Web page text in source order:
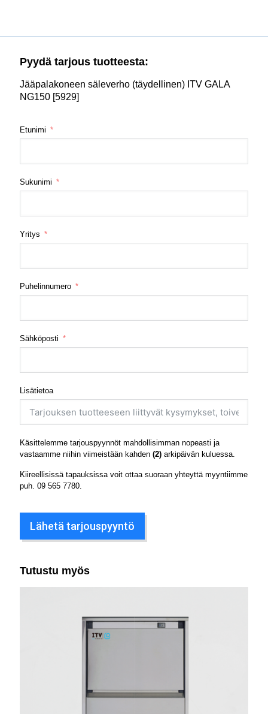
Pyydä tarjous tuotteesta:
Jääpalakoneen säleverho (täydellinen) ITV GALA
NG150 [5929]
Etunimi
Sukunimi
Yritys
Puhelinnumero
Sähköposti
Lisätietoa
Käsittelemme tarjouspyynnöt mahdollisimman nopeasti ja
vastaamme niihin viimeistään kahden (2) arkipäivän kuluessa.
Kiireellisissä tapauksissa voit ottaa suoraan yhteyttä myyntiimme
puh. 09 565 7780
Lähetä tarjouspyyntö
Tutustu myös